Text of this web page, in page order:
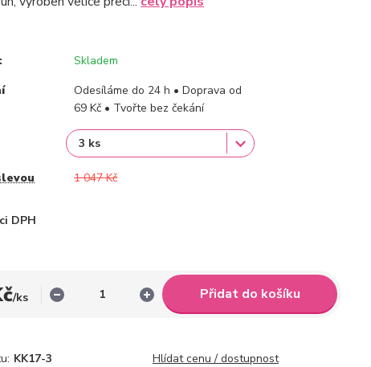
Skladem
Odesíláme do 24 h • Doprava od
69 Kč • Tvořte bez čekání
1 047 Kč
DPH
/ks Přidat do košíku
KK17-3 Hlídat cenu / dostupnost